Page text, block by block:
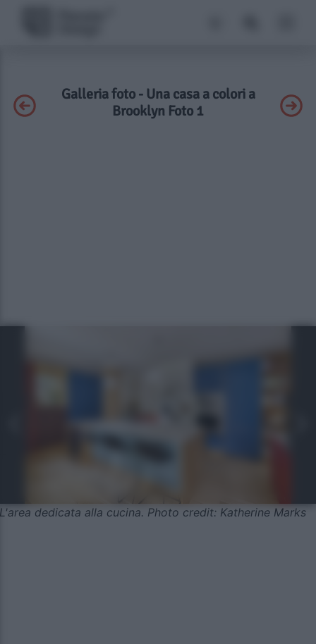
Galleria foto - Una casa a colori a
Brooklyn Foto 1
L'area dedicata alla cucina. Photo credit: Katherine Marks